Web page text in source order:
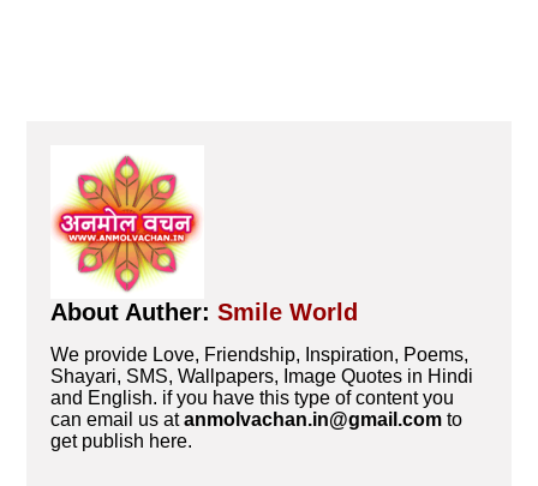
About Auther:Smile World
We provide Love, Friendship, Inspiration, Poems,
Shayari, SMS, Wallpapers, Image Quotes in Hindi
and English. if you have this type of content you
can email us atanmolvachan.in@gmail.com to
get publish here.